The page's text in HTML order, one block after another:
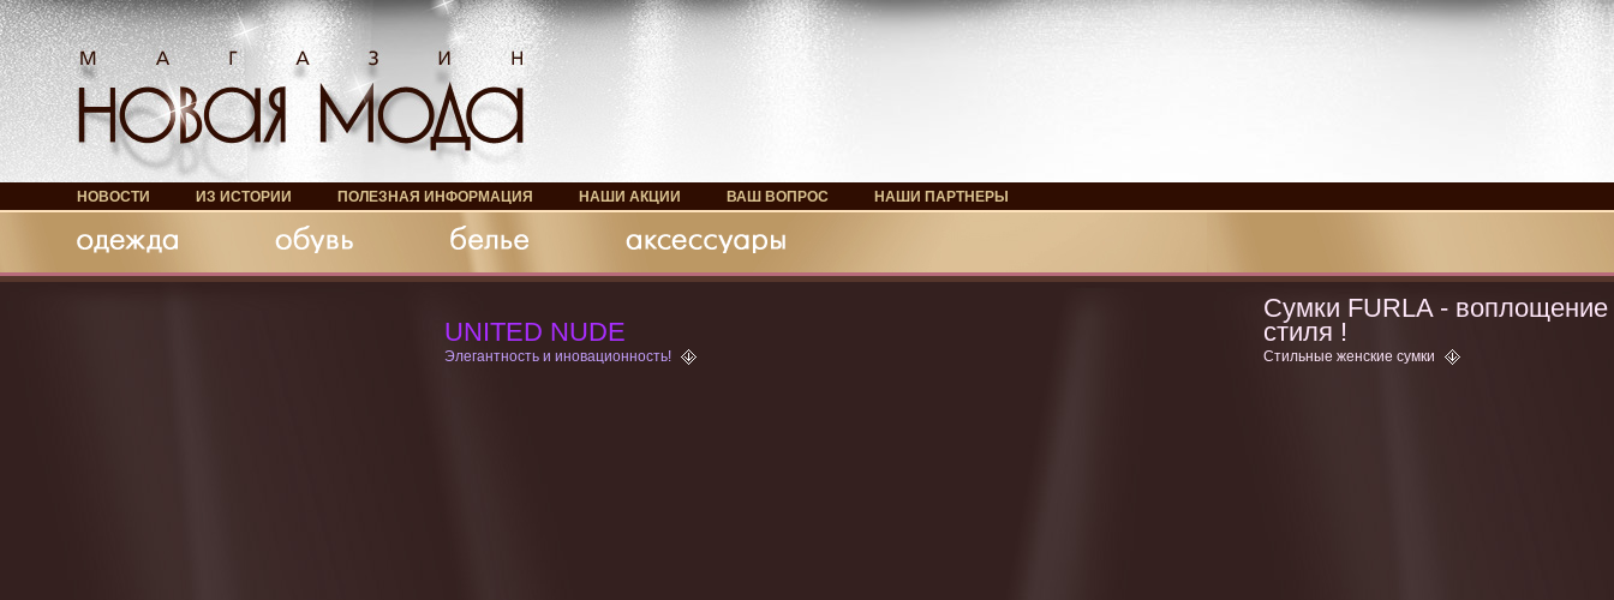
НОВОСТИ ИЗ ИСТОРИИ ПОЛЕЗНАЯ ИНФОРМАЦИЯ НАШИ АКЦИИ ВАШ ВОПРОС НАШИ ПАРТНЕРЫ
Аксессуары
UNITED NUDE
Элегантность и иновационность!
Сумки FURLA - воплощение
стиля !
Стильные женские сумки